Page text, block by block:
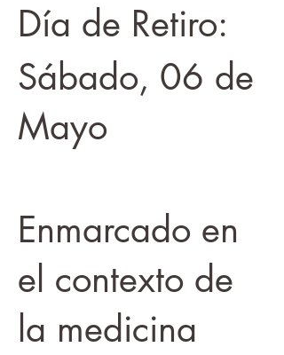
Día de Retiro:
Sábado, 06 de
Mayo
Enmarcado en
el contexto de
la medicina